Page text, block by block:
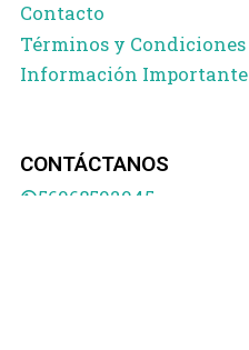
Contacto
Términos y Condiciones
Información Importante
CONTÁCTANOS
56968592945